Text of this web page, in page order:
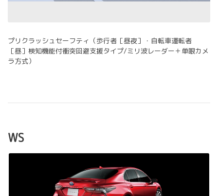
プリクラッシュセーフティ（歩行者［昼夜］・自転車運転者
［昼］検知機能付衝突回避支援タイプ/ミリ波レーダー＋単眼カメ
ラ方式）
WS